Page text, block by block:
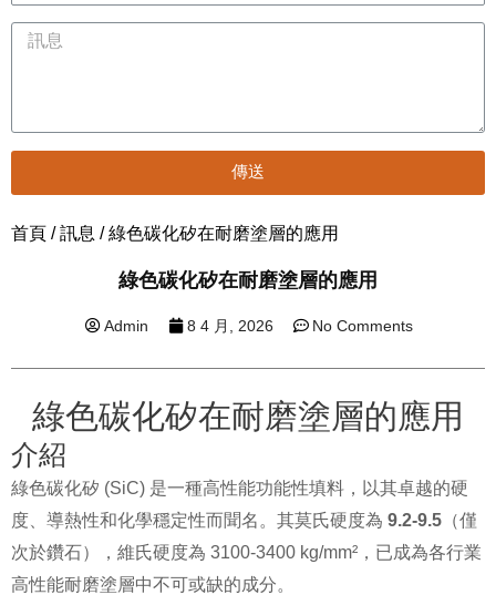
傳送
首頁 /訊息 / 綠色碳化矽在耐磨塗層的應用
綠色碳化矽在耐磨塗層的應用
Admin 8 4 月, 2026 No Comments
綠色碳化矽在耐磨塗層的應用
介紹
綠色碳化矽 (SiC) 是一種高性能功能性填料，以其卓越的硬
度、導熱性和化學穩定性而聞名。其莫氏硬度為 9.2-9.5 （僅
次於鑽石），維氏硬度為 3100-3400 kg/mm²，已成為各行業
高性能耐磨塗層中不可或缺的成分。